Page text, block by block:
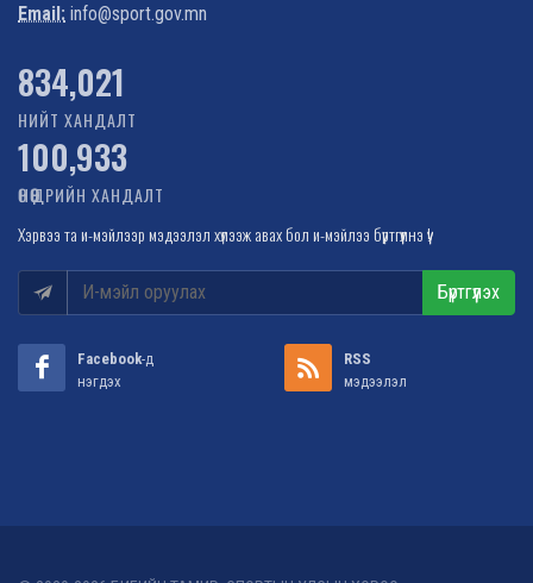
Email: info@sport.gov.mn
968,540
НИЙТ ХАНДАЛТ
100,933
ӨНӨӨДРИЙН ХАНДАЛТ
Хэрвээ та и-мэйлээр мэдээлэл хүлээж авах бол и-мэйлээ бүртгүүлнэ үү!
Бүртгүүлэх
Facebook-д
нэгдэх
RSS
мэдээлэл